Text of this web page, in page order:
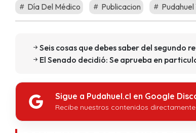
Día Del Médico Publicacion Pudahuel
Seis cosas que debes saber del segundo
El Senado decidió: Se aprueba en
Sigue a Pudahuel.cl en Google
Recibe nuestros contenidos directamente